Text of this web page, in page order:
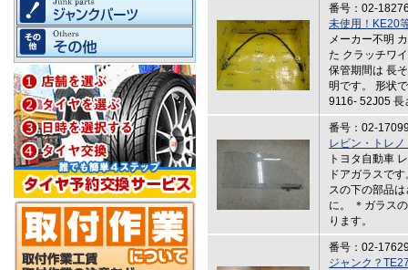
番号：02-
未使用！KE20
メーカー不明
た クラッチワ
保管期間は 長
明です。 形状
9116- 52J05
番号：02-
レビン・トレ
トヨタ自動車
ドアガラスで
スの下の部品
に。 ＊ガラス
ります。
番号：02-
ジャンク？